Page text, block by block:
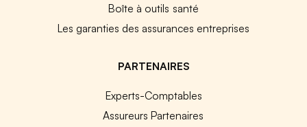
Boîte à outils santé
Les garanties des assurances entreprises
PARTENAIRES
Experts-Comptables
Assureurs Partenaires